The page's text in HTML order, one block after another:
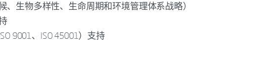
、生物多样性、生命周期和环境管理体系战略）
9001、ISO 45001）支持